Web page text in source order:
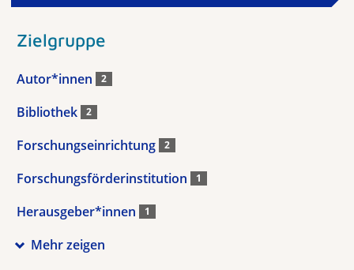
Zielgruppe
Autor*innen 2
Bibliothek 2
Forschungseinrichtung 2
Forschungsförderinstitution 1
Herausgeber*innen 1
Mehr zeigen